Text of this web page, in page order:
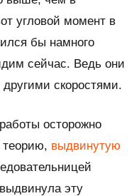
угловой момент в
бы намного
сейчас. Ведь они
скоростями.
осторожно
выдвинутую
эту